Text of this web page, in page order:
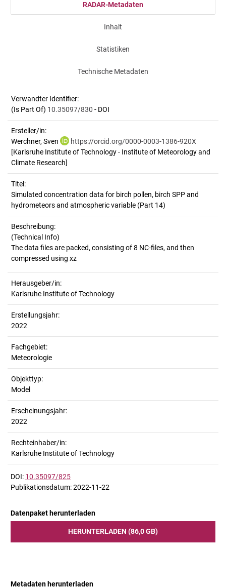
RADAR-Metadaten
Inhalt
Statistiken
Technische Metadaten
Verwandter Identifier:
(Is Part Of) 10.35097/830 - DOI
Ersteller/in:
Werchner, Sven
https://orcid.org/0000-0003-1386-920X
[Karlsruhe Institute of Technology - Institute of Meteorology and
Climate Research]
Titel:
Simulated concentration data for birch pollen, birch SPP and
hydrometeors and atmospheric variable (Part 14)
Beschreibung:
(Technical Info)
The data files are packed, consisting of 8 NC-files, and then
Herausgeber/in:
Karlsruhe Institute of Technology
Erstellungsjahr:
2022
Fachgebiet:
Meteorologie
Objekttyp:
Model
Erscheinungsjahr:
2022
Rechteinhaber/in:
Karlsruhe Institute of Technology
DOI: 10.35097/825
Publikationsdatum: 2022-11-22
Datenpaket herunterladen
HERUNTERLADEN (86,0 GB)
Metadaten herunterladen